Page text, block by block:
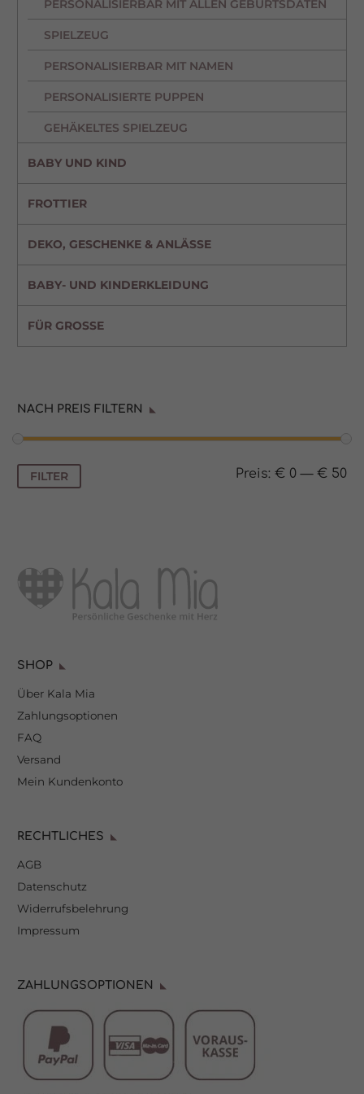
PERSONALISIERBAR MIT ALLEN GEBURTSDATEN
SPIELZEUG
PERSONALISIERBAR MIT NAMEN
PERSONALISIERTE PUPPEN
GEHÄKELTES SPIELZEUG
BABY UND KIND
FROTTIER
DEKO, GESCHENKE & ANLÄSSE
BABY- UND KINDERKLEIDUNG
FÜR GROSSE
NACH PREIS FILTERN
Min.
Preis
Max.
Preis
FILTER Preis: € 0 — € 50
SHOP
Über Kala Mia
Zahlungsoptionen
FAQ
Versand
Mein Kundenkonto
RECHTLICHES
AGB
Datenschutz
Widerrufsbelehrung
Impressum
ZAHLUNGSOPTIONEN